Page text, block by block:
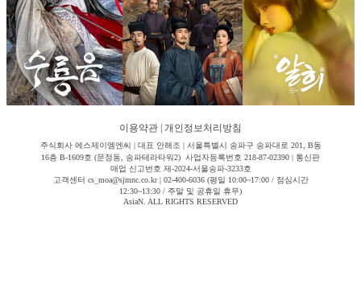
이용약관 개인정보처리방침
주식회사 에스제이엠엔씨 | 대표 안해조 | 서울특별시 송파구 송파대로 201, B동
16층 B-1609호 (문정동, 송파테라타워2) 사업자등록번호 218-87-02390 | 통신판
매업 신고번호 제-2024-서울송파-3233호
고객센터 cs_moa@sjmnc.co.kr | 02-400-6036 (평일 10:00~17:00 / 점심시간
12:30~13:30 / 주말 및 공휴일 휴무)
AsiaN. ALL RIGHTS RESERVED